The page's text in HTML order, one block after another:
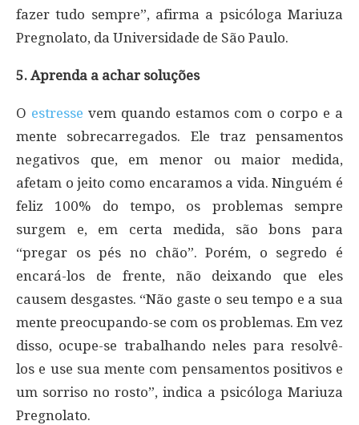
fazer tudo sempre”, afirma a psicóloga Mariuza
Pregnolato, da Universidade de São Paulo.
5. Aprenda a achar soluções
O estresse vem quando estamos com o corpo e a
mente sobrecarregados. Ele traz pensamentos
negativos que, em menor ou maior medida,
afetam o jeito como encaramos a vida. Ninguém é
feliz 100% do tempo, os problemas sempre
surgem e, em certa medida, são bons para
“pregar os pés no chão”. Porém, o segredo é
encará-los de frente, não deixando que eles
causem desgastes. “Não gaste o seu tempo e a sua
mente preocupando-se com os problemas. Em vez
disso, ocupe-se trabalhando neles para resolvê-
los e use sua mente com pensamentos positivos e
um sorriso no rosto”, indica a psicóloga Mariuza
Pregnolato.